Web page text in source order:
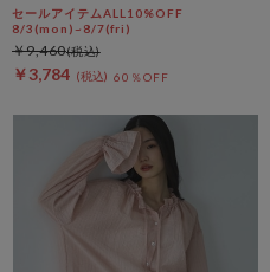
セールアイテムALL10%OFF
8/3(mon)~8/7(fri)
￥3,784 60％OFF
￥9,460